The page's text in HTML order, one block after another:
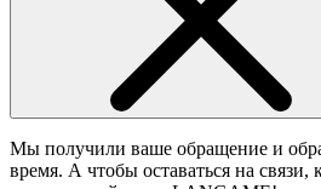
Мы получили ваше обращение и
время. А чтобы оставаться на связи,